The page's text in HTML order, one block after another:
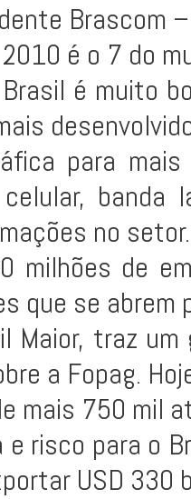
Brascom
é o 7 do
é muito
para
celular,
no setor.
milhões de
que se abrem
Maior, traz
a Fopag.
mais 750 mil
e risco para o
USD 330